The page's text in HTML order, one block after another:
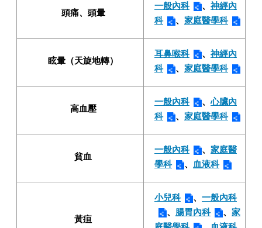
頭痛、頭暈
一般內科 、 神經內
科
、 家庭醫學科
眩暈（天旋地轉）
耳鼻喉科 、 神經內
科
、 家庭醫學科
高血壓
一般內科 、心臟內
科
、 家庭醫學科
貧血
一般內科 、 家庭醫
學科
、 血液科
黃疸
小兒科 、 一般內科
、 腸胃內科 、 家